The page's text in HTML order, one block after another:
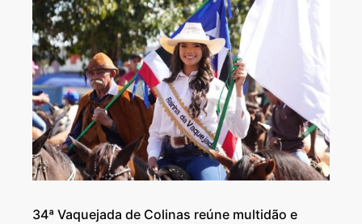
34ª Vaquejada de Colinas reúne multidão e